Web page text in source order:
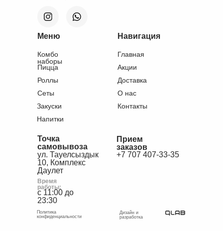
+7 707 407-33-35
Прием
заказов
ул. Тауелсыздык
10, Комплекс
Даулет
Точка
самовывоза
с 11:00 до
23:30
Время
работы:
Дизайн и
разработка
Политика
конфиденциальности
Навигация
Главная
Доставка
О нас
Контакты
Акции
Комбо
наборы
Роллы
Сеты
Закуски
Напитки
Пицца
Меню